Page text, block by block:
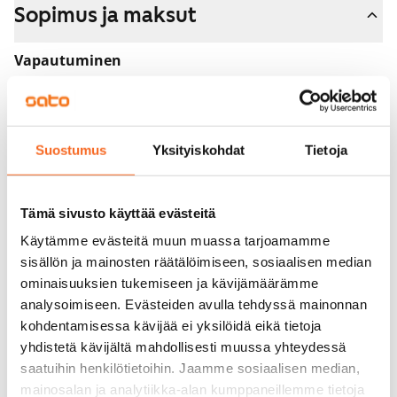
Suostumus Yksityiskohdat Tietoja
Tämä sivusto käyttää evästeitä
Käytämme evästeitä muun muassa tarjoamamme
sisällön ja mainosten räätälöimiseen, sosiaalisen median
ominaisuuksien tukemiseen ja kävijämäärämme
analysoimiseen. Evästeiden avulla tehdyssä mainonnan
kohdentamisessa kävijää ei yksilöidä eikä tietoja
yhdistetä kävijältä mahdollisesti muussa yhteydessä
saatuihin henkilötietoihin. Jaamme sosiaalisen median,
mainosalan ja analytiikka-alan kumppaneillemme tietoja
Sopimus ja maksut
Vapautuminen
Vuokra
Vuokravakuus
0 €, (yrityksille min. 1 kk vuokra)
Kotivakuutus
Pakollinen, ei sisälly vuokraan
Vesimaksu
27 €/hlö/kk